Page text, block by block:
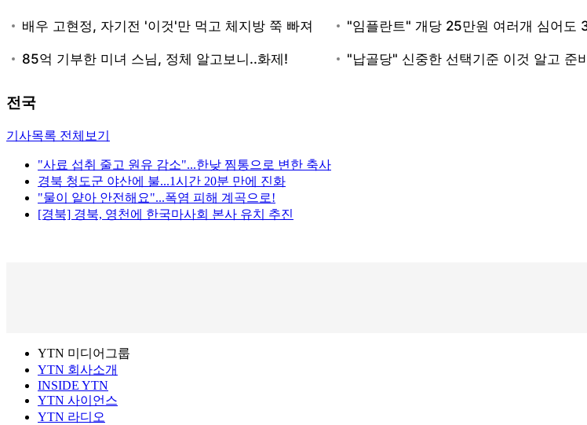
전국
기사목록 전체보기
"사료 섭취 줄고 원유 감소"...한낮 찜통으로 변한 축사
경북 청도군 야산에 불...1시간 20분 만에 진화
"물이 얕아 안전해요"...폭염 피해 계곡으로!
[경북] 경북, 영천에 한국마사회 본사 유치 추진
YTN 미디어그룹
YTN 회사소개
INSIDE YTN
YTN 사이언스
YTN 라디오